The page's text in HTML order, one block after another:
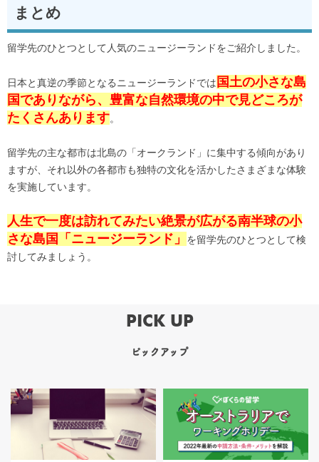
まとめ
留学先のひとつとして人気のニュージーランドをご紹介しました。
日本と真逆の季節となるニュージーランドでは 国土の小さな島
国でありながら、豊富な自然環境の中で見どころが
たくさんあります。
留学先の主な都市は北島の「オークランド」に集中する傾向があり
ますが、それ以外の各都市も独特の文化を活かしたさまざまな体験
を実施しています。
人生で一度は訪れてみたい絶景が広がる南半球の小
さな島国「ニュージーランド」 を留学先のひとつとして検
討してみましょう。
PICK UP
ピックアップ